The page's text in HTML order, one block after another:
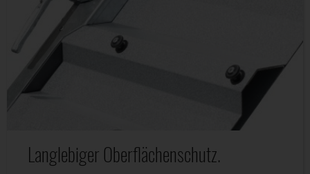
Langlebiger Oberflächenschutz.